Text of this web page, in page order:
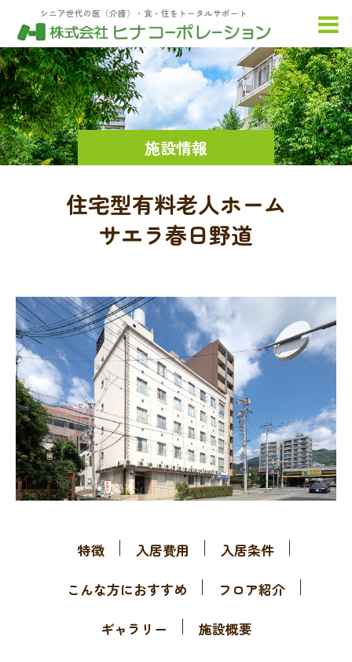
シニア世代の医（介護）・食・住をトータルサポート
施設情報
住宅型有料老人ホーム
サエラ春日野道
特徴 入居費用
入居条件
こんな方におすすめ
フロア紹介
ギャラリー
施設概要